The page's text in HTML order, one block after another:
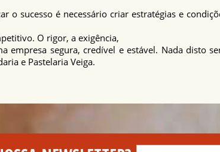
o sucesso é necessário criar estratégias e
O rigor, a exigência,
empresa segura, credível e estável. Nada disto
e Pastelaria Veiga.